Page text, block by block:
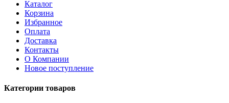
Каталог
Корзина
Избранное
Оплата
Доставка
Контакты
О Компании
Новое поступление
Категории товаров